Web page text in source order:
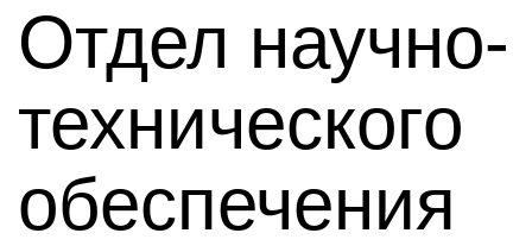
Отдел научно-
технического
обеспечения